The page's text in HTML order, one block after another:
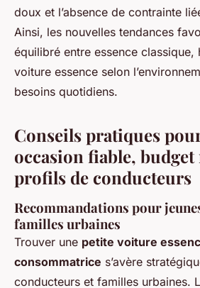
doux et l’absence de contrainte
Ainsi, les nouvelles tendances
équilibré entre essence classique,
voiture essence selon
besoins quotidiens.
Conseils pratiques
occasion fiable,
profils de conducteurs
Recommandations pour
familles urbaines
Trouver une petite voiture
consommatrice s’avère
conducteurs et familles urbaines.